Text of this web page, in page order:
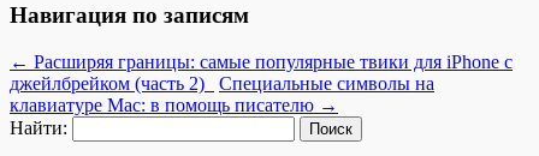
Навигация по записям
← Расширяя границы: самые популярные твики для iPhone с
джейлбрейком (часть 2)
Специальные символы на
клавиатуре Mac: в помощь писателю →
Найти: